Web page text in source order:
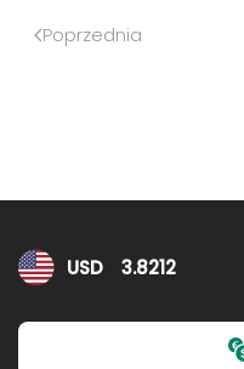
Poprzednia
Kursy walut
USD 3.8212